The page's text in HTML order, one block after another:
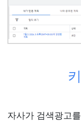
자사가 검색광고